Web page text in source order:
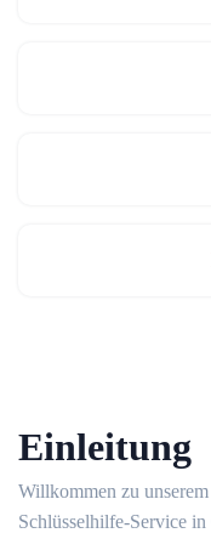
Einleitung
Willkommen zu
Schlüsselhilfe-Service